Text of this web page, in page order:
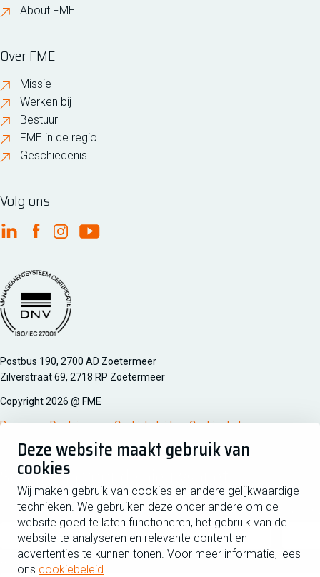
Deze website maakt gebruik van
cookies
Wij maken gebruik van cookies en andere gelijkwaardige
technieken. We gebruiken deze onder andere om de
website goed te laten functioneren, het gebruik van de
website te analyseren en relevante content en
advertenties te kunnen tonen. Voor meer informatie, lees
ons cookiebeleid.
About FME
Over FME
Missie
Werken bij
Bestuur
FME in de regio
Geschiedenis
Volg ons
FME Linkedin
FME Facebook
FME Instagram
FME Youtube
Managementsyteem certificatie DNV iso/iec 27001
Postbus 190, 2700 AD Zoetermeer
Zilverstraat 69, 2718 RP Zoetermeer
Copyright 2026 @ FME
Privacy Disclaimer Cookiebeleid Cookies beheren
Schrijf je in voor de nieuwsbrief
Voornaam
Achternaam